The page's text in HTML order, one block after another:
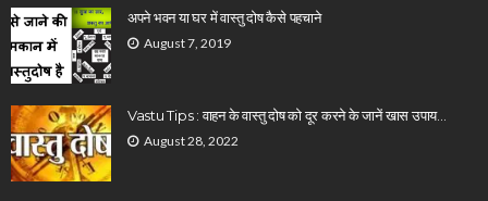
अपने भवन या घर में वास्तु दोष कैसे पहचाने
August 7, 2019
Vastu Tips : वाहन के वास्तु दोष को दूर करने के जानें खास उपाय…
August 28, 2022